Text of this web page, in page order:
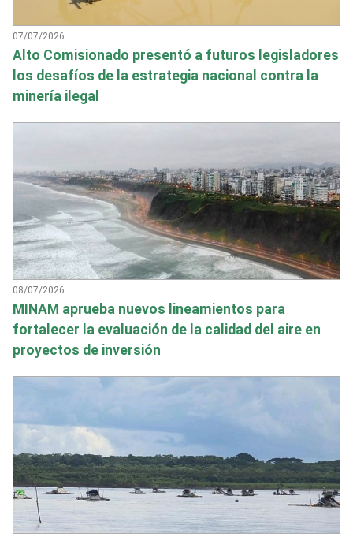
07/07/2026
Alto Comisionado presentó a futuros legisladores
los desafíos de la estrategia nacional contra la
minería ilegal
08/07/2026
MINAM aprueba nuevos lineamientos para
fortalecer la evaluación de la calidad del aire en
proyectos de inversión